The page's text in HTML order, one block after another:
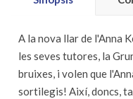
A la nova llar de l'Anna
les seves tutores, la
bruixes, i volen que
sortilegis! Així, doncs,